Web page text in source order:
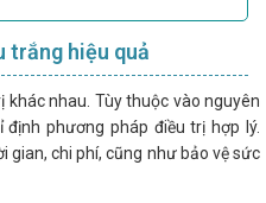
trắng hiệu quả
khác nhau. Tùy thuộc vào nguyên
định phương pháp điều trị hợp lý.
gian, chi phí, cũng như bảo vệ sức